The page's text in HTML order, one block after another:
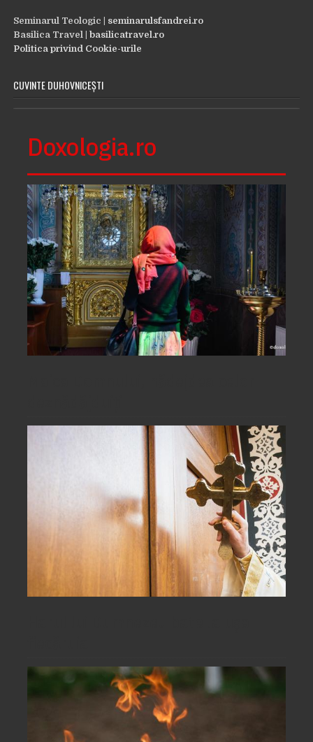
Seminarul Teologic | seminarulsfandrei.ro
Basilica Travel |basilicatravel.ro
Politica privind Cookie-urile
CUVINTE DUHOVNICEȘTI
Doxologia.ro